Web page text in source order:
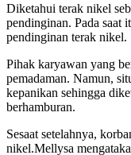
Diketahui terak nikel
pendinginan. Pada saat
pendinginan terak nikel.
Pihak karyawan yang
pemadaman. Namun,
kepanikan sehingga
berhamburan.
Sesaat setelahnya,
nikel.Mellysa